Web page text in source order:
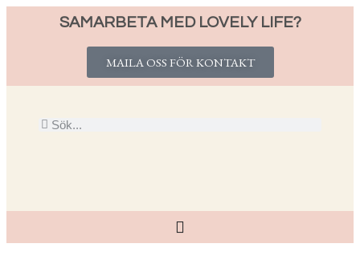
SAMARBETA MED LOVELY LIFE?
MAILA OSS FÖR KONTAKT